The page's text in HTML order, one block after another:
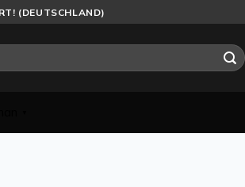
(DEUTSCHLAND)